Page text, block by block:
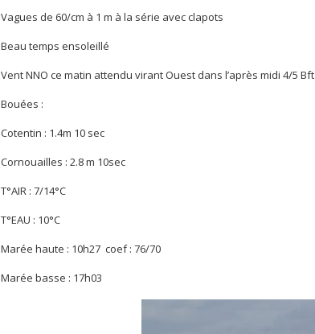
Vagues de 60/cm à 1 m à la série avec clapots
Beau temps ensoleillé
Vent NNO ce matin attendu virant Ouest dans l’après midi 4/5 Bft
Bouées :
Cotentin : 1.4m 10 sec
Cornouailles : 2.8 m 10sec
T°AIR : 7/14°C
T°EAU : 10°C
Marée haute : 10h27 coef : 76/70
Marée basse : 17h03